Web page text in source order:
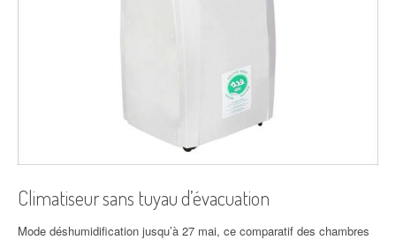
Climatiseur sans tuyau d’évacuation
Mode déshumidification jusqu’à 27 mai, ce comparatif des chambres